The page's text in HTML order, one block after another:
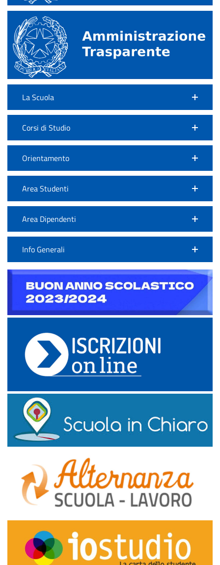
La Scuola
Corsi di Studio
Orientamento
Area Studenti
Area Dipendenti
Info Generali